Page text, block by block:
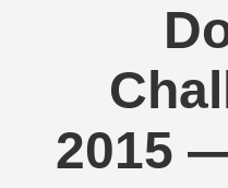
2015